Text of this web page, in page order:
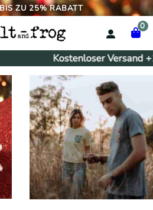
ZU 25% RABATT
0
Kostenloser Versand